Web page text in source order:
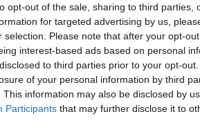
opt-out of the sale, sharing to third parties,
for targeted advertising by us,
selection. Please note that after your opt-
interest-based ads based on personal
to third parties prior to your opt-
of your personal information by third
This information may also be disclosed by
Participants that may further disclose it to
az üzlet látja kárát, de a